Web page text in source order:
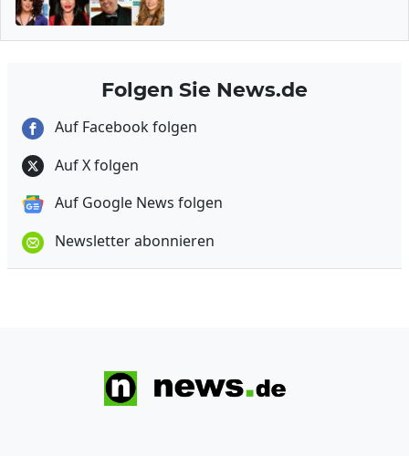
Folgen Sie News.de
Auf Facebook folgen
Auf X folgen
Auf Google News folgen
Newsletter abonnieren